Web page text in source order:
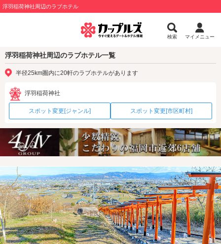
浮羽稲荷神社周辺のラブホテル
検索 マイメニュー
浮羽稲荷神社周辺のラブホテル一覧
半径25km圏内に20軒のラブホテルがあります
浮羽稲荷神社
スポット変更[ジャンル] スポット変更[市区町村]